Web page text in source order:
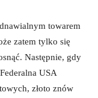
towarem
zatem tylko się
Następnie, gdy
USA
złoto znów